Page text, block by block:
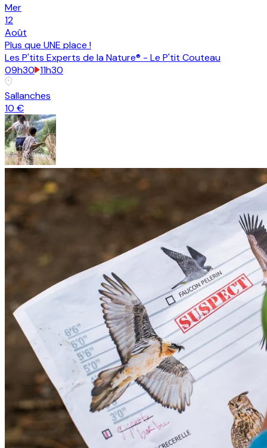
Mer
12
Août
Plus que UNE place !
Les P'tits Experts de la Nature® - Le P'tit Couteau
09h30 11h30
Sallanches
10 €